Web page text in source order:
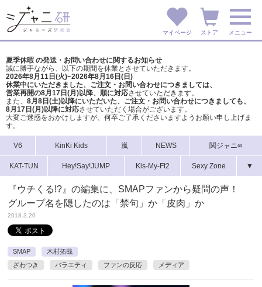
マイページ ストア メニュー
夏季休暇 の発送・お問い合わせに関するお知らせ
誠に勝手ながら、以下の期間を休業とさせていただきます。
2026年8月11日(火)~2026年8月16日(日)
休業中にいただきました、ご注文・お問い合わせにつきましては、
営業再開の8月17日(月)以降、順に対応させていただきます。
また、 8月8日(土)以降にいただいた、ご注文・ お問い合わせにつきましても、
8月17日(月)以降に対応させていただく場合がございます。
大変ご迷惑をおかけしますが、 何卒ご了承くださいますようお願い申し上げま
す。
V6 KinKi Kids 嵐 NEWS 関ジャニ∞
KAT-TUN Hey!Say!JUMP Kis-My-Ft2 Sexy Zone ▼
『ウチくる!?』の編集に、SMAPファンから疑問の声！
グループ名を隠したのは「禁句」か「皮肉」か
2018.3.20
SMAP
木村拓哉
ざわつき
バラエティ ファンの反応 メディア